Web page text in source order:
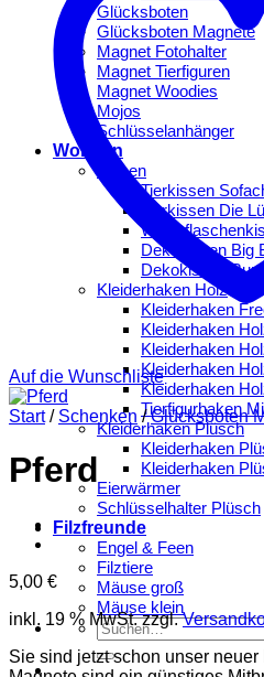
Glücksboten
Glücksboten Magnete
Magnet Fotohalter
Magnet Tierfiguren
Magnet Woodies
Mojos
Schlüsselanhänger
Wohnen
Kissen
Tierkissen
Tierkissen Die
Dekokissen Big
Dekokissen
Kleiderhaken Holz
Kleiderhaken
Kleiderhaken
Kleiderhaken
Kleiderhaken
Kleiderhaken
Tierfigurhaken
Kleiderhaken Plüsch
Kleiderhaken
Kleiderhaken
Eierwärmer
Schlüsselhalter Plüsch
Filzfreunde
Engel & Feen
Filztiere
Mäuse groß
Mäuse klein
Suchen
nach:
Auf die Wunschliste
Start / Schenken / Glücksboten
Pferd
5,00 €
inkl. 19 % MwSt. zzgl.
Sie sind jetzt schon unser